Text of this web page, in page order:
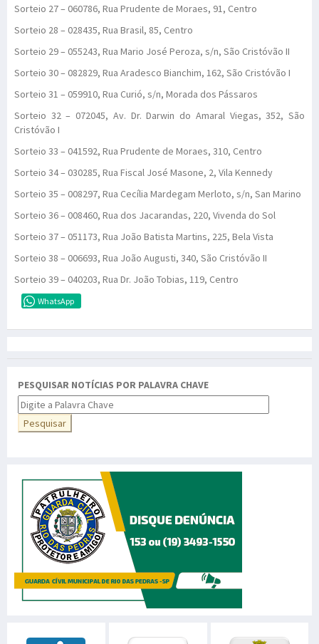
Sorteio 27 – 060786, Rua Prudente de Moraes, 91, Centro
Sorteio 28 – 028435, Rua Brasil, 85, Centro
Sorteio 29 – 055243, Rua Mario José Peroza, s/n, São Cristóvão II
Sorteio 30 – 082829, Rua Aradesco Bianchim, 162, São Cristóvão I
Sorteio 31 – 059910, Rua Curió, s/n, Morada dos Pássaros
Sorteio 32 – 072045, Av. Dr. Darwin do Amaral Viegas, 352, São
Cristóvão I
Sorteio 33 – 041592, Rua Prudente de Moraes, 310, Centro
Sorteio 34 – 030285, Rua Fiscal José Masone, 2, Vila Kennedy
Sorteio 35 – 008297, Rua Cecília Mardegam Merloto, s/n, San Marino
Sorteio 36 – 008460, Rua dos Jacarandas, 220, Vivenda do Sol
Sorteio 37 – 051173, Rua João Batista Martins, 225, Bela Vista
Sorteio 38 – 006693, Rua João Augusti, 340, São Cristóvão II
Sorteio 39 – 040203, Rua Dr. João Tobias, 119, Centro
WhatsApp
PESQUISAR NOTÍCIAS POR PALAVRA CHAVE